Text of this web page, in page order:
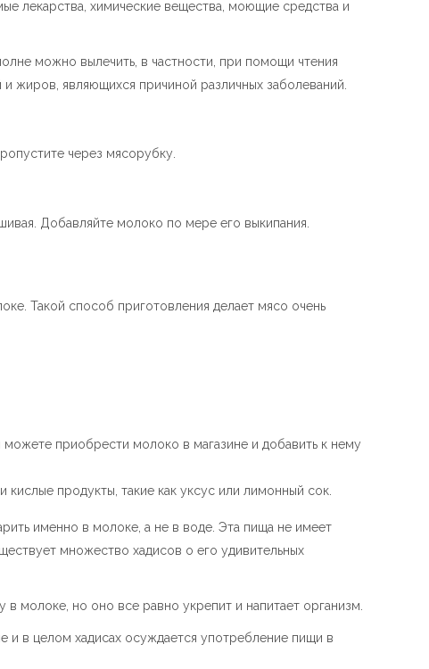
лекарства, химические вещества, моющие средства и
можно вылечить, в частности, при помощи чтения
жиров, являющихся причиной различных заболеваний.
через мясорубку.
Добавляйте молоко по мере его выкипания.
Такой способ приготовления делает мясо очень
приобрести молоко в магазине и добавить к нему
продукты, такие как уксус или лимонный сок.
именно в молоке, а не в воде. Эта пища не имеет
множество хадисов о его удивительных
молоке, но оно все равно укрепит и напитает организм.
и в целом хадисах осуждается употребление пищи в